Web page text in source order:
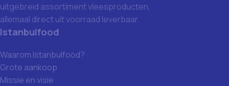
uitgebreid assortiment vleesproducten,
allemaal direct uit voorraad leverbaar.
Istanbulfood
Waarom Istanbulfood?
Grote aankoop
Missie en visie